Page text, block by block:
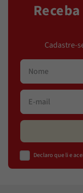
Cadastre-
Declaro que li e